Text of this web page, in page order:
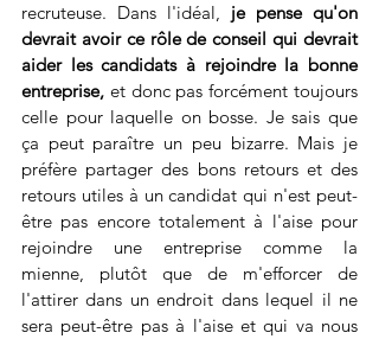
recruteuse. Dans l'idéal, je pense qu'on
devrait avoir ce rôle de conseil qui devrait
aider les candidats à rejoindre la bonne
entreprise, et donc pas forcément toujours
celle pour laquelle on bosse. Je sais que
ça peut paraître un peu bizarre. Mais je
préfère partager des bons retours et des
retours utiles à un candidat qui n'est peut-
être pas encore totalement à l'aise pour
rejoindre une entreprise comme la
mienne, plutôt que de m'efforcer de
l'attirer dans un endroit dans lequel il ne
sera peut-être pas à l'aise et qui va nous